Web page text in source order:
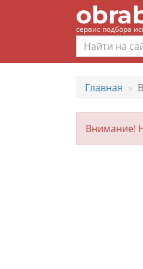
сервис подбора
Главная
Внимание!